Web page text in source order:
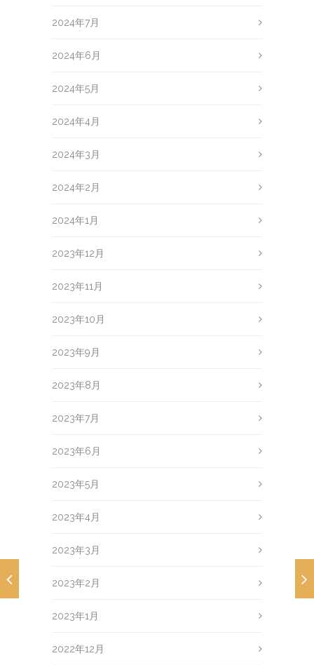
2024年7月
2024年6月
2024年5月
2024年4月
2024年3月
2024年2月
2024年1月
2023年12月
2023年11月
2023年10月
2023年9月
2023年8月
2023年7月
2023年6月
2023年5月
2023年4月
2023年3月
2023年2月
2023年1月
2022年12月